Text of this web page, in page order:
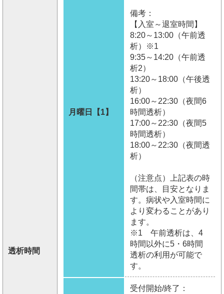
透析時間
月曜日【1】
備考：
【入室～退室時間】
8:20～13:00（午前透
析）※1
9:35～14:20（午前透
析2）
13:20～18:00（午後透
析）
16:00～22:30（夜間6
時間透析）
17:00～22:30（夜間5
時間透析）
18:00～22:30（夜間透
析）
（注意点）上記表の時
間帯は、目安となりま
す。病状や入室時間に
より変わることがあり
ます。
※1 午前透析は、4
時間以外に5・6時間
透析の利用が可能で
す。
受付開始/終了：